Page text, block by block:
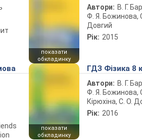
показати
обкладинку
Автори: В. Г.
Ф. Я. Божинова,
Довгий
Рік: 2015
показати
обкладинку
ГДЗ Фізика 8
Автори: В. Г.
Ф. Я. Божинова,
Кірюхіна, С. О.
Рік: 2016